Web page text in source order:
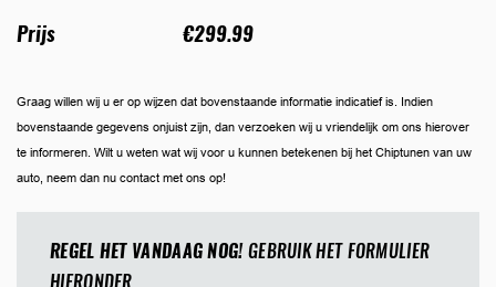
Prijs €299.99
Graag willen wij u er op wijzen dat bovenstaande informatie indicatief is. Indien
bovenstaande gegevens onjuist zijn, dan verzoeken wij u vriendelijk om ons hierover
te informeren. Wilt u weten wat wij voor u kunnen betekenen bij het Chiptunen van uw
auto, neem dan nu contact met ons op!
REGEL HET VANDAAG NOG!GEBRUIK HET FORMULIER
HIERONDER